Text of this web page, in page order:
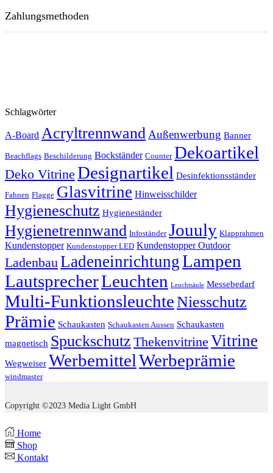
Zahlungsmethoden
Schlagwörter
A-Board Acryltrennwand Außenwerbung Banner
Beachflags Beschilderung Bockständer Counter Dekoartikel
Deko Vitrine Designartikel Desinfektionsständer
Fahnen Flagge Glasvitrine Hinweisschilder
Hygieneschutz Hygieneständer
Hygienetrennwand Infoständer Jouuly Klapprahmen
Kundenstopper Kundenstopper LED Kundenstopper Outdoor
LadenbauLadeneinrichtungLampen
LautsprecherLeuchten Leuchtsäule Messebedarf
Multi-FunktionsleuchteNiesschutz
Prämie Schaukasten Schaukasten Aussen Schaukasten
magnetisch Spuckschutz Thekenvitrine Vitrine
Wegweiser WerbemittelWerbeprämie
windmaster
Copyright ©2023 Media Light GmbH
Home
Shop
Kontakt